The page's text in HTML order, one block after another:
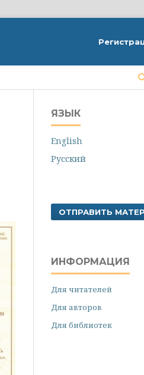
ЯЗЫК
English
Русский
ОТПРАВИТЬ
ИНФОРМАЦИЯ
Для читателей
Для авторов
Для библиотек